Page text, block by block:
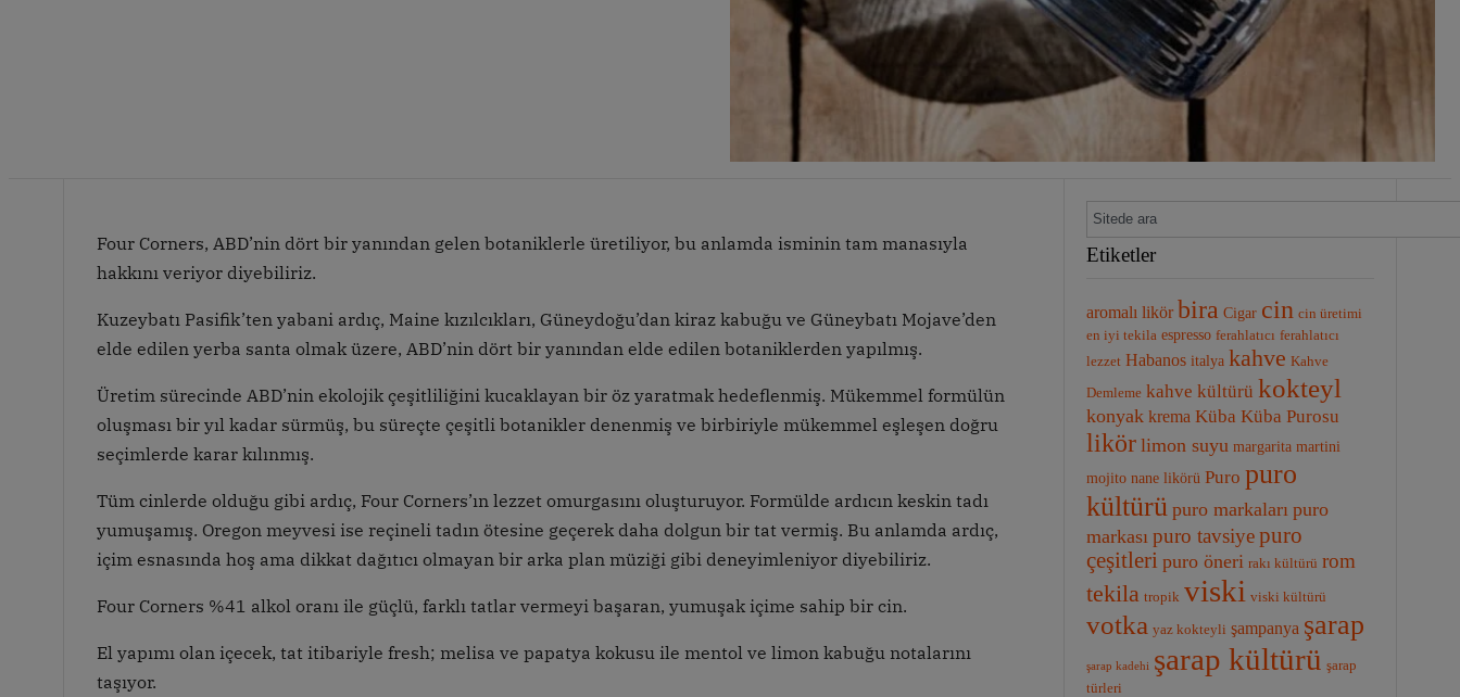
Four Corners, ABD’nin dört bir yanından gelen botaniklerle üretiliyor, bu anlamda isminin tam manasıyla
hakkını veriyor diyebiliriz.
Kuzeybatı Pasifik’ten yabani ardıç, Maine kızılcıkları, Güneydoğu’dan kiraz kabuğu ve Güneybatı Mojave’den
elde edilen yerba santa olmak üzere, ABD’nin dört bir yanından elde edilen botaniklerden yapılmış.
Üretim sürecinde ABD’nin ekolojik çeşitliliğini kucaklayan bir öz yaratmak hedeflenmiş. Mükemmel formülün
oluşması bir yıl kadar sürmüş, bu süreçte çeşitli botanikler denenmiş ve birbiriyle mükemmel eşleşen doğru
seçimlerde karar kılınmış.
Tüm cinlerde olduğu gibi ardıç, Four Corners’ın lezzet omurgasını oluşturuyor. Formülde ardıcın keskin tadı
yumuşamış. Oregon meyvesi ise reçineli tadın ötesine geçerek daha dolgun bir tat vermiş. Bu anlamda ardıç,
içim esnasında hoş ama dikkat dağıtıcı olmayan bir arka plan müziği gibi deneyimleniyor diyebiliriz.
Four Corners %41 alkol oranı ile güçlü, farklı tatlar vermeyi başaran, yumuşak içime sahip bir cin.
El yapımı olan içecek, tat itibariyle fresh; melisa ve papatya kokusu ile mentol ve limon kabuğu notalarını
taşıyor.
Etiketler
aromalı likör bira Cigar cin cin üretimi
en iyi tekila espresso ferahlatıcı ferahlatıcı
lezzet Habanos italya kahve Kahve
Demleme kahve kültürü kokteyl
konyak krema Küba Küba Purosu
likör limon suyu margarita martini
mojito nane likörü Puro puro
kültürü puro markaları puro
markası puro tavsiyepuro
çeşitleri puro öneri rakı kültürü rom
tekila tropik viski viski kültürü
votka yaz kokteyli şampanya şarap
şarap kadehi şarap kültürü şarap
türleri